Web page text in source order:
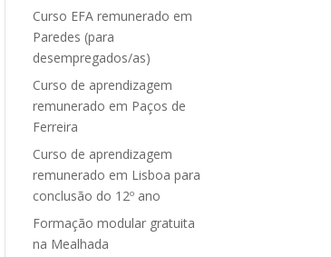
Curso EFA remunerado em
Paredes (para
desempregados/as)
Curso de aprendizagem
remunerado em Paços de
Ferreira
Curso de aprendizagem
remunerado em Lisboa para
conclusão do 12º ano
Formação modular gratuita
na Mealhada